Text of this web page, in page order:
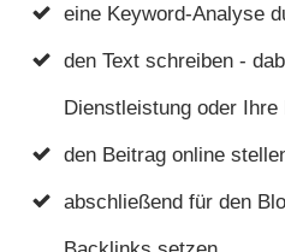
eine Keyword-Analyse
den Text schreiben -
Dienstleistung oder
den Beitrag online
abschließend für den